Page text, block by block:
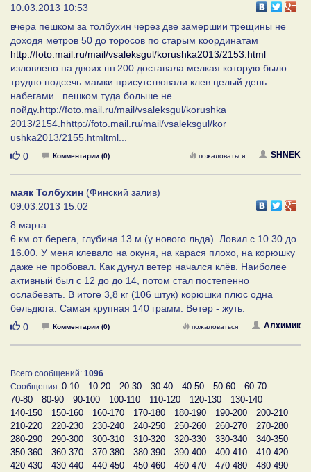
10.03.2013 10:53
вчера пешком за толбухин через две замершии трещины не
доходя метров 50 до торосов по старым координатам
http://foto.mail.ru/mail/vsaleksgul/korushka2013/2153.html
изловлено на двоих шт.200 доставала мелкая которую было
трудно подсечь.мамки присутствовали клев целый день
набегами . пешком туда больше не
пойду.http://foto.mail.ru/mail/vsaleksgul/korushka
2013/2154.hhttp://foto.mail.ru/mail/vsaleksgul/kor
ushka2013/2155.htmltml...
Нравится
0 Комментарии (0) SHNEK
пожаловаться
маяк Толбухин (Финский залив)
09.03.2013 15:02
8 марта.
6 км от берега, глубина 13 м (у нового льда). Ловил с 10.30 до
16.00. У меня клевало на окуня, на карася плохо, на корюшку
даже не пробовал. Как дунул ветер начался клёв. Наиболее
активный был с 12 до до 14, потом стал постепенно
ослабевать. В итоге 3,8 кг (106 штук) корюшки плюс одна
бельдюга. Самая крупная 140 грамм. Ветер - жуть.
Нравится
0 Комментарии (0) Алхимик
пожаловаться
Всего сообщений: 1096
Сообщения: 0-10 10-20 20-30 30-40 40-50 50-60
60-70
70-80
80-90 90-100 100-110 110-120 120-130
130-140
140-150
150-160 160-170 170-180 180-190 190-200
200-210
210-220
220-230 230-240 240-250 250-260 260-270
270-280
280-290
290-300 300-310 310-320 320-330 330-340
340-350
350-360
360-370 370-380 380-390 390-400 400-410
410-420
420-430
430-440 440-450 450-460 460-470 470-480
480-490